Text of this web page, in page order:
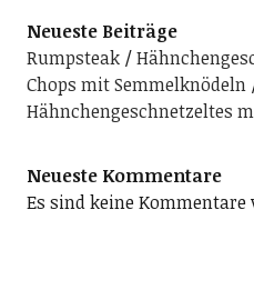
Neueste Beiträge
Rumpsteak
Chops mit Semmelknödeln
Hähnchengeschnetzeltes
Neueste Kommentare
Es sind keine Kommentare